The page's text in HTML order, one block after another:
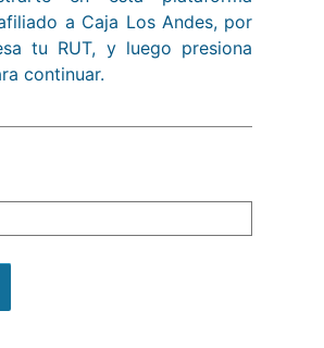
a Caja Los Andes, por
tu RUT, y luego presiona
continuar.